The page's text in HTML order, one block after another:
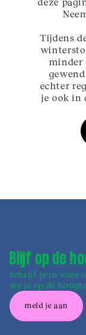
Tijdens
minder
echter
je ook in
Blijf op de
schrijf je in voor
we je op de
meld je aan